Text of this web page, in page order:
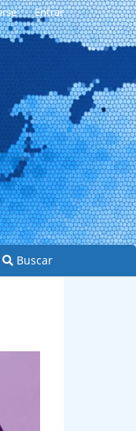
Buscar
Entrar